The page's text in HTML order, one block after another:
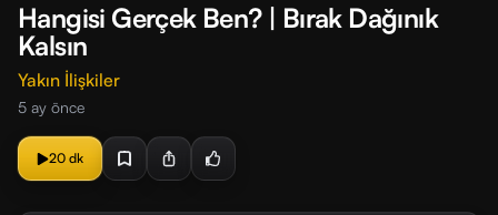
Hangisi Gerçek Ben? | Bırak Dağınık
Kalsın
Yakın İlişkiler
5 ay önce
20 dk